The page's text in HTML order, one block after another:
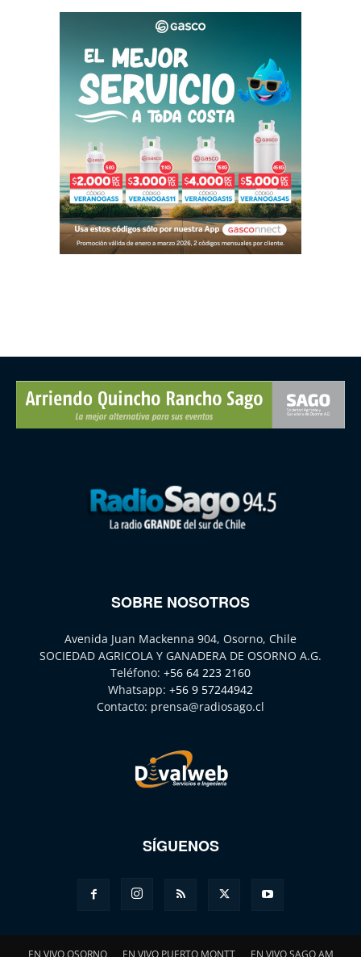
SOBRE NOSOTROS
Avenida Juan Mackenna 904, Osorno, Chile
SOCIEDAD AGRICOLA Y GANADERA DE OSORNO A.G.
Teléfono: +56 64 223 2160
Whatsapp: +56 9 57244942
Contacto: prensa@radiosago.cl
SÍGUENOS